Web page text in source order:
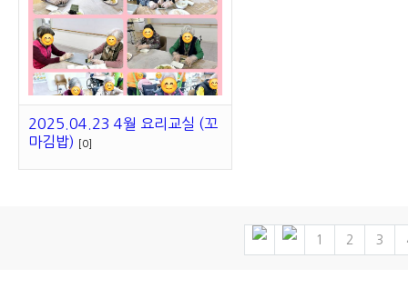
2025.04.23 4월 요리교실 (꼬
마김밥)
[0]
1 2 3